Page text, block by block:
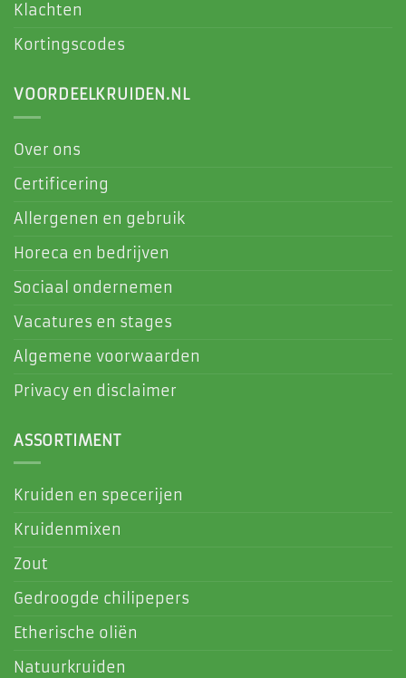
Klachten
Kortingscodes
VOORDEELKRUIDEN.NL
Over ons
Certificering
Allergenen en gebruik
Horeca en bedrijven
Sociaal ondernemen
Vacatures en stages
Algemene voorwaarden
Privacy en disclaimer
ASSORTIMENT
Kruiden en specerijen
Kruidenmixen
Zout
Gedroogde chilipepers
Etherische oliën
Natuurkruiden